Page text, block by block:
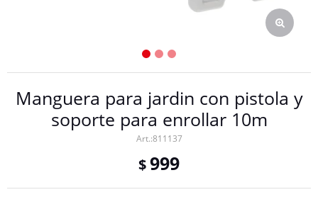
Manguera para jardin con pistola y
soporte para enrollar 10m
811137
$999